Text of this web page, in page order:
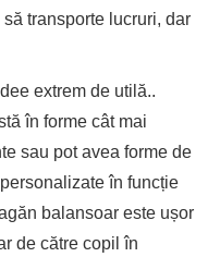
transporte lucruri, dar
extrem de utilă..
în forme cât mai
sau pot avea forme de
în funcție
balansoar este ușor
de către copil în